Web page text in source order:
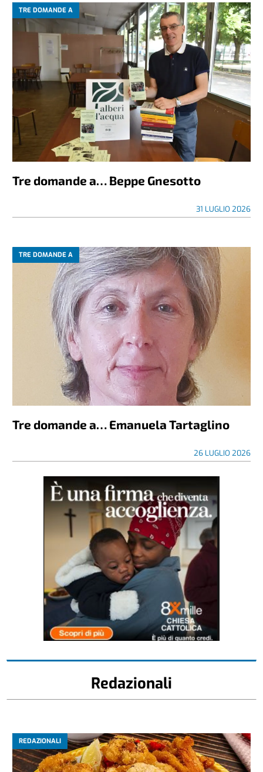
TRE DOMANDE A
Tre domande a… Beppe Gnesotto
31 LUGLIO 2026
TRE DOMANDE A
Tre domande a… Emanuela Tartaglino
26 LUGLIO 2026
Redazionali
REDAZIONALI